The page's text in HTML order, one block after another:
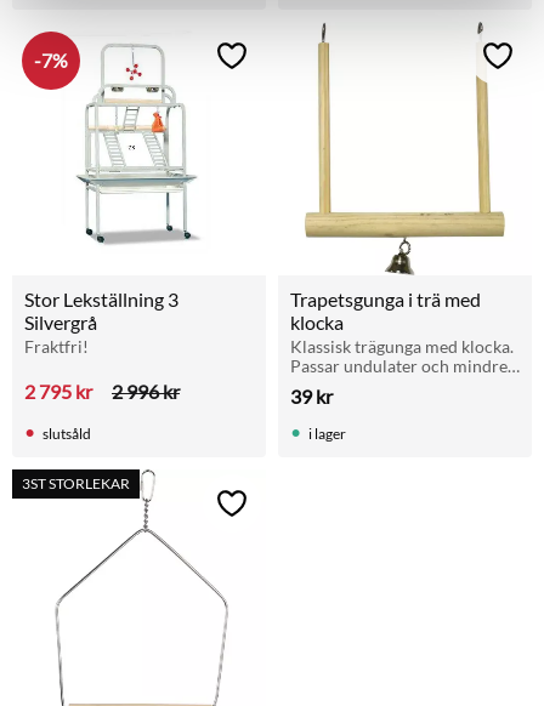
Stor Lekställning 3
Silvergrå
Fraktfri!
2 795 kr 2 996kr
7% Lägg till i favoriter
slutsåld
Trapetsgunga i trä med
klocka
Klassisk trägunga med klocka.
Passar undulater och mindre
burfåglar. Mått:
12,5 × 13,5 cm.
39kr
Lägg
i lager
3ST STORLEKAR
Lägg till i favoriter